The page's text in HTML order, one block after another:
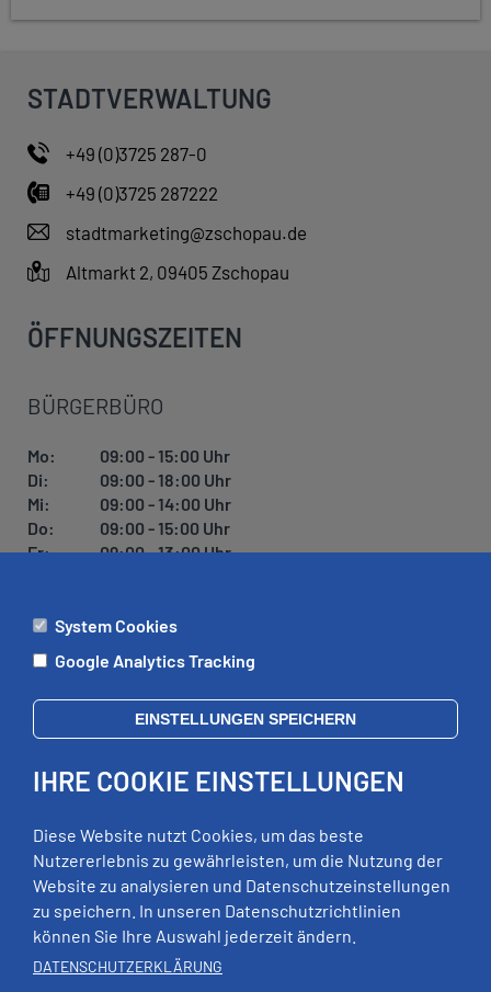
STADTVERWALTUNG
+49 (0)3725 287-0
+49 (0)3725 287222
stadtmarketing@zschopau.de
Altmarkt 2, 09405 Zschopau
ÖFFNUNGSZEITEN
BÜRGERBÜRO
Mo:
09:00 - 15:00 Uhr
Di:
09:00 - 18:00 Uhr
Mi:
09:00 - 14:00 Uhr
Do:
09:00 - 15:00 Uhr
Fr:
09:00 - 13:00 Uhr
ÄMTER
Di:
09:00 - 12:00 Uhr, 13:00 - 18:00 Uhr
Mi:
geschlossen
Fr:
09:00 - 12:00 Uhr
RECHTLICHES
Impressum
Datenschutz
System Cookies
Google Analytics Tracking
EINSTELLUNGEN SPEICHERN
IHRE COOKIE EINSTELLUNGEN
Diese Website nutzt Cookies, um das beste
Nutzererlebnis zu gewährleisten, um die Nutzung der
Website zu analysieren und Datenschutzeinstellungen
zu speichern. In unseren Datenschutzrichtlinien
können Sie Ihre Auswahl jederzeit ändern.
DATENSCHUTZERKLÄRUNG